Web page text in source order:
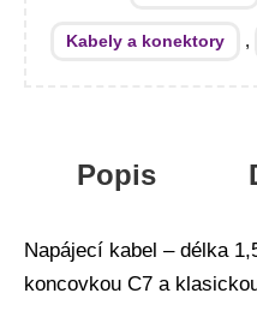
Kabely a konektory ,
Popis
Napájecí kabel – délka
koncovkou C7 a